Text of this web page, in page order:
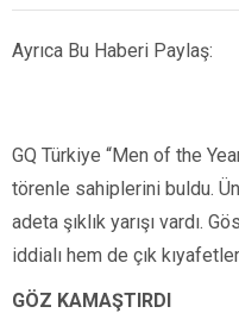
Ayrıca Bu Haberi Paylaş:
GQ Türkiye “Men of the
törenle sahiplerini buldu.
adeta şıklık yarışı vardı.
iddialı hem de çık
GÖZ KAMAŞTIRDI